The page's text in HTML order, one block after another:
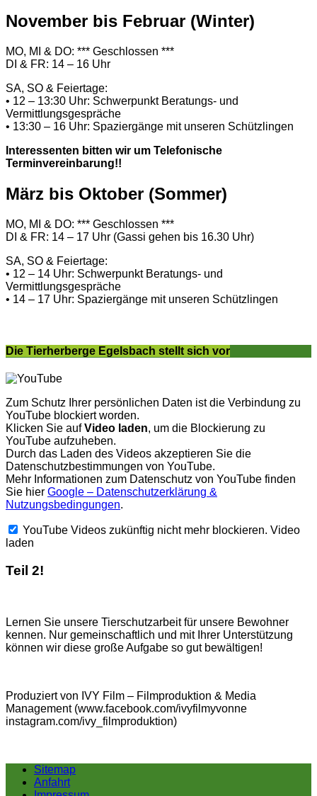
November bis Februar (Winter)
MO, MI & DO: *** Geschlossen ***
DI & FR: 14 – 16 Uhr
SA, SO & Feiertage:
• 12 – 13:30 Uhr: Schwerpunkt Beratungs- und
Vermittlungsgespräche
• 13:30 – 16 Uhr: Spaziergänge mit unseren Schützlingen
Interessenten bitten wir um Telefonische
Terminvereinbarung!!
März bis Oktober (Sommer)
MO, MI & DO: *** Geschlossen ***
DI & FR: 14 – 17 Uhr (Gassi gehen bis 16.30 Uhr)
SA, SO & Feiertage:
• 12 – 14 Uhr: Schwerpunkt Beratungs- und
Vermittlungsgespräche
• 14 – 17 Uhr: Spaziergänge mit unseren Schützlingen
Die Tierherberge Egelsbach stellt sich vor
Zum Schutz Ihrer persönlichen Daten ist die Verbindung zu
YouTube blockiert worden.
Klicken Sie aufVideo laden, um die Blockierung zu
YouTube aufzuheben.
Durch das Laden des Videos akzeptieren Sie die
Datenschutzbestimmungen von YouTube.
Mehr Informationen zum Datenschutz von YouTube finden
Sie hier Google – Datenschutzerklärung &
Nutzungsbedingungen.
YouTube Videos zukünftig nicht mehr blockieren. Video
laden
Teil 2!
Lernen Sie unsere Tierschutzarbeit für unsere Bewohner
kennen. Nur gemeinschaftlich und mit Ihrer Unterstützung
können wir diese große Aufgabe so gut bewältigen!
Produziert von IVY Film – Filmproduktion & Media
Management (www.facebook.com/ivyfilmyvonne
instagram.com/ivy_filmproduktion)
Sitemap
Anfahrt